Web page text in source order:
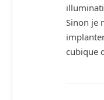
Sinon je
cubique